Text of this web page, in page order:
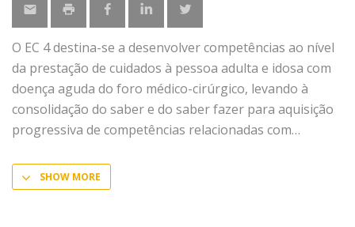
O EC 4 destina-se a desenvolver competências ao nível
da prestação de cuidados à pessoa adulta e idosa com
doença aguda do foro médico-cirúrgico, levando à
consolidação do saber e do saber fazer para aquisição
progressiva de competências relacionadas com
SHOW MORE